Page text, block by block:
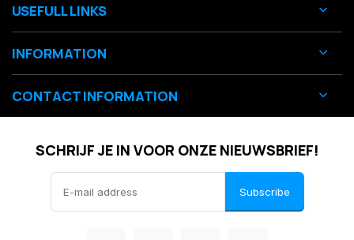
USEFULL LINKS
INFORMATION
CONTACT INFORMATION
SCHRIJF JE IN VOOR ONZE NIEUWSBRIEF!
Subscribe